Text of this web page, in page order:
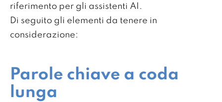
riferimento per gli assistenti AI.
Di seguito gli elementi da tenere in
considerazione:
Parole chiave a coda
lunga